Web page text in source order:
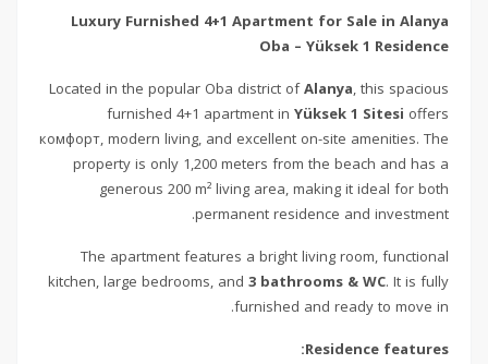
Luxury Furnished 4+1 Apartment for Sale in Alanya
Oba – Yüksek 1 Residence
Located in the popular Oba district ofAlanya, this spacious
furnished 4+1 apartment in Yüksek 1 Sitesi offers
комфорт, modern living, and excellent on-site amenities. The
property is only 1,200 meters from the beach and has a
generous 200 m² living area, making it ideal for both
permanent residence and investment.
The apartment features a bright living room, functional
kitchen, large bedrooms, and 3 bathrooms & WC. It is fully
furnished and ready to move in.
Residence features: